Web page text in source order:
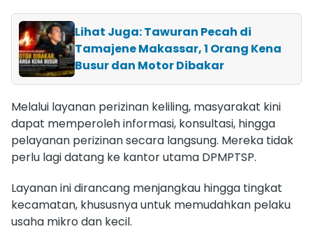
Lihat Juga: Tawuran Pecah di
Tamajene Makassar, 1 Orang Kena
Busur dan Motor Dibakar
Melalui layanan perizinan keliling, masyarakat kini
dapat memperoleh informasi, konsultasi, hingga
pelayanan perizinan secara langsung. Mereka tidak
perlu lagi datang ke kantor utama DPMPTSP.
Layanan ini dirancang menjangkau hingga tingkat
kecamatan, khususnya untuk memudahkan pelaku
usaha mikro dan kecil.